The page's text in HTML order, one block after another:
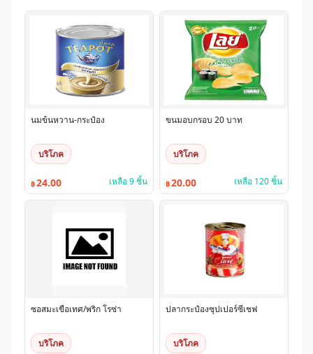
นมข้นหวาน-กระป๋อง
บริโภค
฿24.00 เหลือ 9 ชิ้น
ขนมอบกรอบ 20 บาท
บริโภค
฿20.00 เหลือ 120 ชิ้น
ซอสมะเขือเทศ/พริก โรซ่า
บริโภค
ปลากระป๋องซุปเปอร์ซีเชฟ
บริโภค